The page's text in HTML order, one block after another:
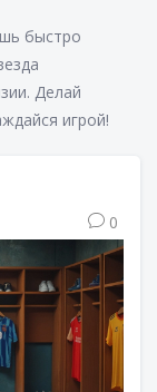
быстро
Делай
игрой!
0